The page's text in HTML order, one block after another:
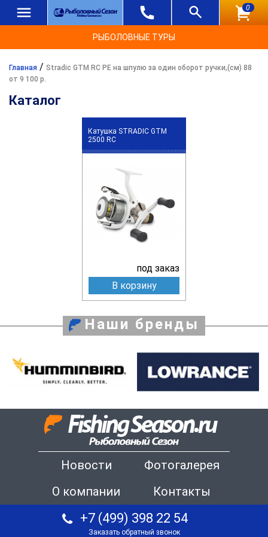
0
РЫБОЛОВНЫЕ ТУРЫ
Главная / Stradic GTM RC PE на шпулю за один оборот ручки,(см) 88
от 9 100 р.
Каталог
Катушка STRADIC GTM
2500 RC
под заказ
В корзину
Наши бренды
Новости
Фотогалерея
О компании
Контакты
+7 (499) 398 22 54
Заказать обратный звонок